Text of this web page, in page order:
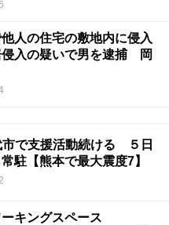
人の住宅の敷地内に侵入
入の疑いで男を逮捕 岡
で支援活動続ける ５日
駐【熊本で最大震度7】
キングスペース